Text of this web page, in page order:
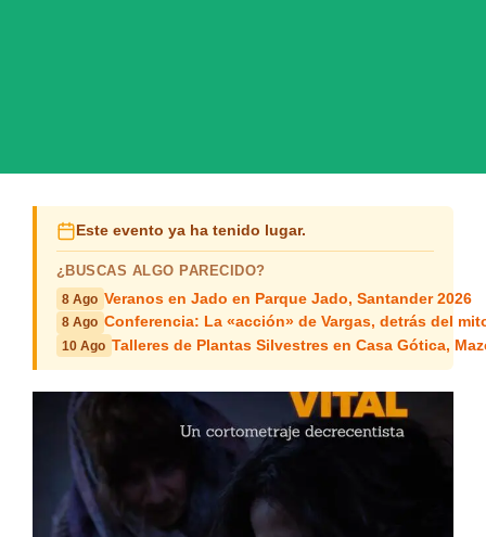
Este evento ya ha tenido lugar.
¿BUSCAS ALGO PARECIDO?
8 Ago Veranos en Jado en Parque Jado, Santander 2026
8 Ago Conferencia: La «acción» de Vargas, detrás del
10 Ago Talleres de Plantas Silvestres en Casa Gótica,